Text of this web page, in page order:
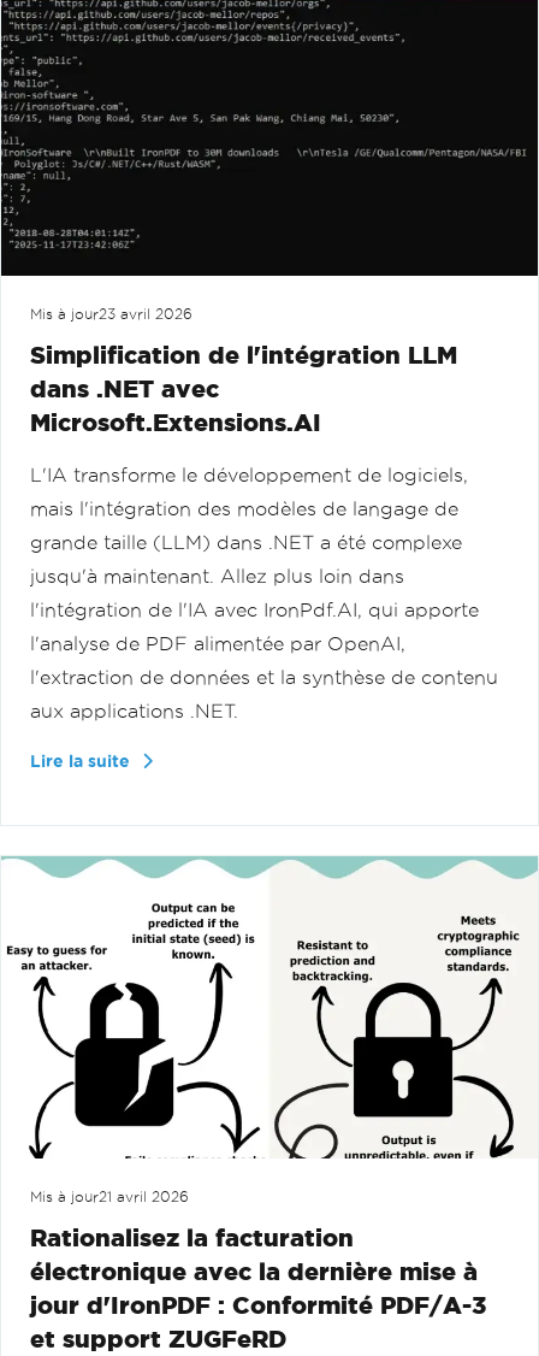
Mis à jour23 avril 2026
Simplification de l'intégration LLM
dans .NET avec
Microsoft.Extensions.AI
L'IA transforme le développement de logiciels,
mais l'intégration des modèles de langage de
grande taille (LLM) dans .NET a été complexe
jusqu'à maintenant. Allez plus loin dans
l'intégration de l'IA avec IronPdf.AI, qui apporte
l'analyse de PDF alimentée par OpenAI,
l'extraction de données et la synthèse de contenu
aux applications .NET.
Lire la suite
Mis à jour21 avril 2026
Rationalisez la facturation
électronique avec la dernière mise à
jour d'IronPDF : Conformité PDF/A-3
et support ZUGFeRD